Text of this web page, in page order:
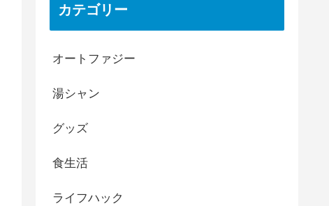
カテゴリー
オートファジー
湯シャン
グッズ
食生活
ライフハック